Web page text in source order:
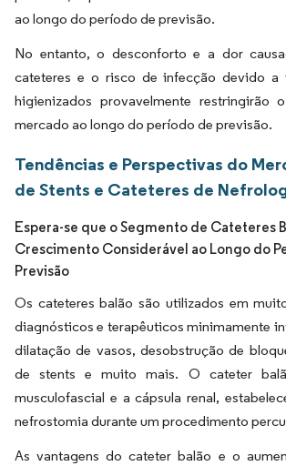
ao longo do período de previsão.
No entanto, o desconforto e a dor
cateteres e o risco de infecção devido a
higienizados provavelmente restringirão
mercado ao longo do período de previsão.
Tendências e Perspectivas do
de Stents e Cateteres de
Espera-se que o Segmento de Cateteres
Crescimento Considerável ao Longo do
Previsão
Os cateteres balão são utilizados em
diagnósticos e terapêuticos minimamente
dilatação de vasos, desobstrução de
de stents e muito mais. O cateter
musculofascial e a cápsula renal,
nefrostomia durante um procedimento
As vantagens do cateter balão e o